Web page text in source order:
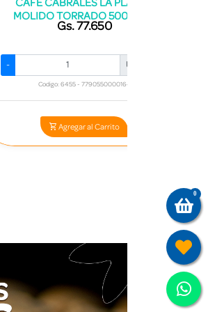
+
CAFE CABRALES LA PLANTA
MOLIDO TORRADO 500 GR 12
Gs. 77.650
- Und.
Codigo: 6455 - 7790550000164
Agregar al Carrito
0